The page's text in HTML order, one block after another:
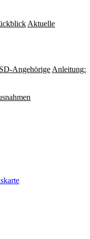
Aktuelle
Angehörige Anleitung: